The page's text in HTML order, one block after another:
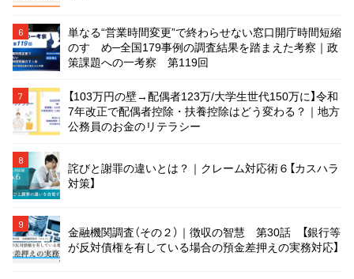
6
単なる“営業時間変更”で終わらせない窓口開庁時間短縮
のすゝめ─全国179事例の調査結果を踏まえた考察｜政
策課題への一考察 第119回
7
【103万円の壁→配偶者123万/大学生世代150万に】令和
7年改正で配偶者控除・扶養控除はどう変わる？｜地方
公務員のお金のリテラシー
8
詫びと謝罪の違いとは？｜クレーム対応術６【カスハラ
対策】
9
金融機関調査（その２）｜徴収の智慧 第30話 【銀行等
が反対債権を有している場合の預金差押えの実務対応】